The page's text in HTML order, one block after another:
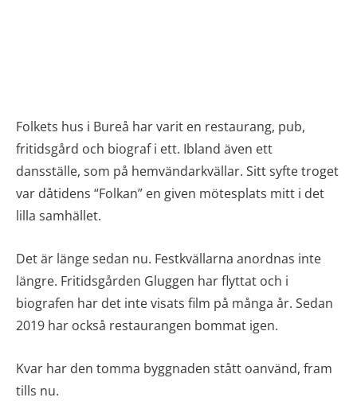
Folkets hus i Bureå har varit en restaurang, pub,
fritidsgård och biograf i ett. Ibland även ett
dansställe, som på hemvändarkvällar. Sitt syfte troget
var dåtidens “Folkan” en given mötesplats mitt i det
lilla samhället.
Det är länge sedan nu. Festkvällarna anordnas inte
längre. Fritidsgården Gluggen har flyttat och i
biografen har det inte visats film på många år. Sedan
2019 har också restaurangen bommat igen.
Kvar har den tomma byggnaden stått oanvänd, fram
tills nu.